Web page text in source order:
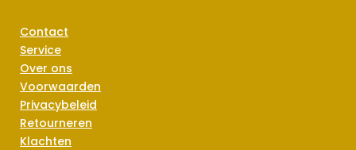
Contact
Service
Over ons
Voorwaarden
Privacybeleid
Retourneren
Klachten